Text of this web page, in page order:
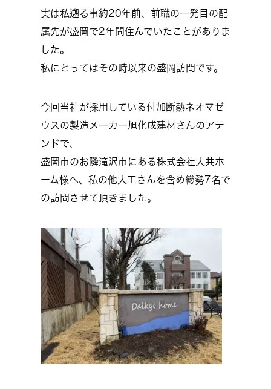
実は私遡る事約20年前、前職の一発目の配
属先が盛岡で2年間住んでいたことがありま
した。
私にとってはその時以来の盛岡訪問です。
今回当社が採用している付加断熱ネオマゼ
ウスの製造メーカー旭化成建材さんのアテ
ンドで、
盛岡市のお隣滝沢市にある株式会社大共ホ
ーム様へ、私の他大工さんを含め総勢7名で
の訪問させて頂きました。